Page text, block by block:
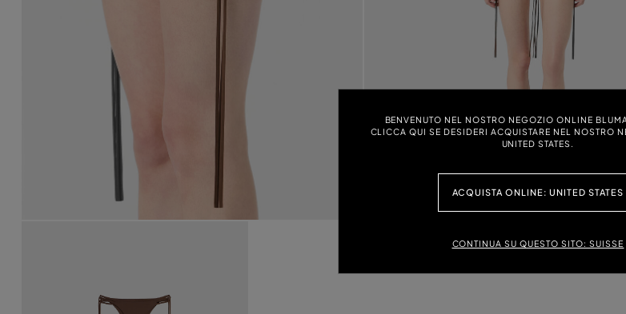
BENVENUTO NEL NOSTRO NEGOZIO ONLINE
CLICCA QUI SE DESIDERI ACQUISTARE NEL NOSTRO
UNITED STATES.
ACQUISTA ONLINE: UNITED STATES
CONTINUA SU QUESTO SITO: SUISSE